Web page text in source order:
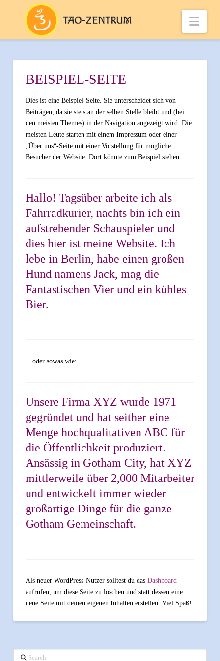
BEISPIEL-SEITE
Dies ist eine Beispiel-Seite. Sie unterscheidet sich von
Beiträgen, da sie stets an der selben Stelle bleibt und (bei
den meisten Themes) in der Navigation angezeigt wird. Die
meisten Leute starten mit einem Impressum oder einer
„Über uns“-Seite mit einer Vorstellung für mögliche
Besucher der Website. Dort könnte zum Beispiel stehen:
Hallo! Tagsüber arbeite ich als
Fahrradkurier, nachts bin ich ein
aufstrebender Schauspieler und
dies hier ist meine Website. Ich
lebe in Berlin, habe einen großen
Hund namens Jack, mag die
Fantastischen Vier und ein kühles
Bier.
…oder sowas wie:
Unsere Firma XYZ wurde 1971
gegründet und hat seither eine
Menge hochqualitativen ABC für
die Öffentlichkeit produziert.
Ansässig in Gotham City, hat XYZ
mittlerweile über 2,000 Mitarbeiter
und entwickelt immer wieder
großartige Dinge für die ganze
Gotham Gemeinschaft.
Als neuer WordPress-Nutzer solltest du das Dashboard
aufrufen, um diese Seite zu löschen und statt dessen eine
neue Seite mit deinen eigenen Inhalten erstellen. Viel Spaß!
Search